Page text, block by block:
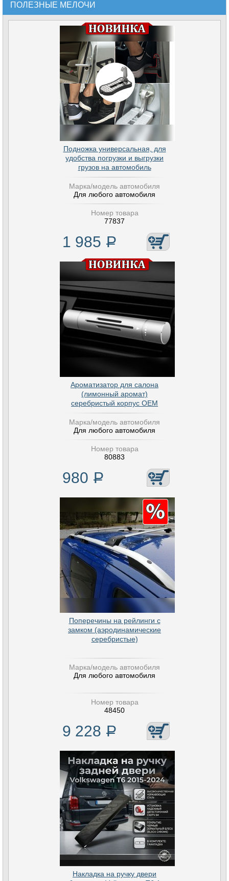
ПОЛЕЗНЫЕ МЕЛОЧИ
Подножка универсальная, для
удобства погрузки и выгрузки
грузов на автомобиль
Марка/модель автомобиля
Для любого автомобиля
Номер товара
77837
1 985 Р
Ароматизатор для салона
(лимонный аромат)
серебристый корпус OEM
Марка/модель автомобиля
Для любого автомобиля
Номер товара
80883
980 Р
Поперечины на рейлинги с
замком (аэродинамические
серебристые)
Марка/модель автомобиля
Для любого автомобиля
Номер товара
48450
9 228 Р
Накладка на ручку двери